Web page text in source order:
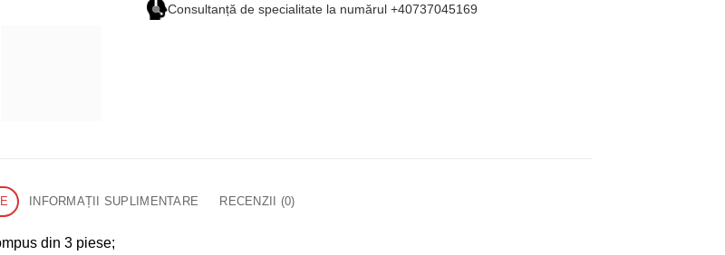
Consultanță de specialitate la numărul +40737045169
INFORMAȚII SUPLIMENTARE RECENZII (0)
din 3 piese;